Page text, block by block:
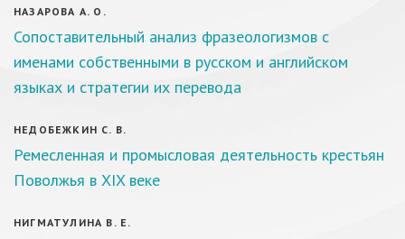
НАЗАРОВА А. О.
Сопоставительный анализ фразеологизмов с
именами собственными в русском и английском
языках и стратегии их перевода
НЕДОБЕЖКИН С. В.
Ремесленная и промысловая деятельность крестьян
Поволжья в XIX веке
НИГМАТУЛИНА В. Е.